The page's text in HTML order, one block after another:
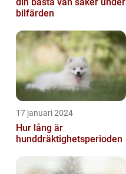
bilfärden
17 januari 2024
Hur lång är
hunddräktighetsperioden